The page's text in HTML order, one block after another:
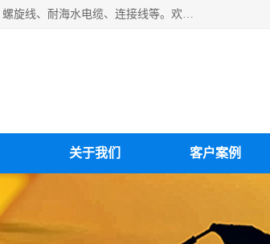
扬州市斯拜秀电缆厂专业生产：弹性电缆、弹簧电缆线、挂车螺旋线、螺旋电缆、弹簧线、螺旋线、耐海水电缆、连接线等。欢迎来电咨询！
关于我们 客户案例